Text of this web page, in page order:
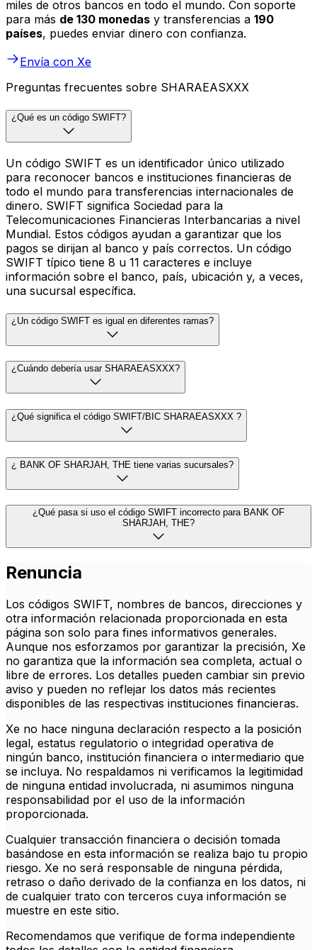
miles de otros bancos en todo el mundo. Con soporte
para más de 130 monedas y transferencias a 190
países, puedes enviar dinero con confianza.
Envía con Xe
Preguntas frecuentes sobre SHARAEASXXX
¿Qué es un código SWIFT?
Un código SWIFT es un identificador único utilizado
para reconocer bancos e instituciones financieras de
todo el mundo para transferencias internacionales de
dinero. SWIFT significa Sociedad para la
Telecomunicaciones Financieras Interbancarias a nivel
Mundial. Estos códigos ayudan a garantizar que los
pagos se dirijan al banco y país correctos. Un código
SWIFT típico tiene 8 u 11 caracteres e incluye
información sobre el banco, país, ubicación y, a veces,
una sucursal específica.
¿Un código SWIFT es igual en diferentes ramas?
¿Cuándo debería usar SHARAEASXXX?
¿Qué significa el código SWIFT/BIC SHARAEASXXX ?
¿ BANK OF SHARJAH, THE tiene varias sucursales?
¿Qué pasa si uso el código SWIFT incorrecto para BANK OF
SHARJAH, THE?
Renuncia
Los códigos SWIFT, nombres de bancos, direcciones y
otra información relacionada proporcionada en esta
página son solo para fines informativos generales.
Aunque nos esforzamos por garantizar la precisión, Xe
no garantiza que la información sea completa, actual o
libre de errores. Los detalles pueden cambiar sin previo
aviso y pueden no reflejar los datos más recientes
disponibles de las respectivas instituciones financieras.
Xe no hace ninguna declaración respecto a la posición
legal, estatus regulatorio o integridad operativa de
ningún banco, institución financiera o intermediario que
se incluya. No respaldamos ni verificamos la legitimidad
de ninguna entidad involucrada, ni asumimos ninguna
responsabilidad por el uso de la información
proporcionada.
Cualquier transacción financiera o decisión tomada
basándose en esta información se realiza bajo tu propio
riesgo. Xe no será responsable de ninguna pérdida,
retraso o daño derivado de la confianza en los datos, ni
de cualquier trato con terceros cuya información se
muestre en este sitio.
Recomendamos que verifique de forma independiente